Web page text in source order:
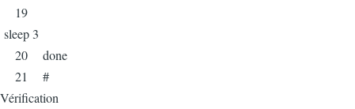
19
sleep 3
20 done
21 #
Vérification